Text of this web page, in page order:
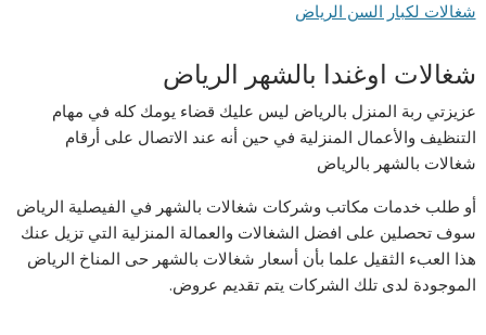
شغالات لكبار السن الرياض
شغالات اوغندا بالشهر الرياض
عزيزتي ربة المنزل بالرياض ليس عليك قضاء يومك كله في مهام
التنظيف والأعمال المنزلية في حين أنه عند الاتصال على أرقام
شغالات بالشهر بالرياض
أو طلب خدمات مكاتب وشركات شغالات بالشهر في الفيصلية الرياض
سوف تحصلين على افضل الشغالات والعمالة المنزلية التي تزيل عنك
هذا العبء الثقيل علما بأن أسعار شغالات بالشهر حى المناخ الرياض
الموجودة لدى تلك الشركات يتم تقديم عروض.